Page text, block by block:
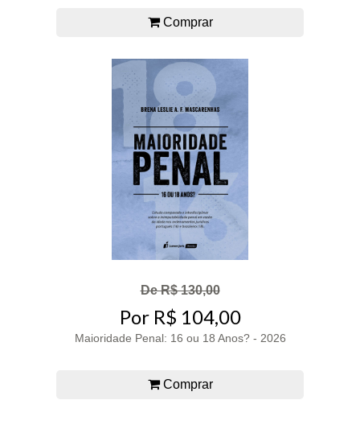
Comprar
De R$ 130,00
Por R$ 104,00
Maioridade Penal: 16 ou 18 Anos? - 2026
Comprar